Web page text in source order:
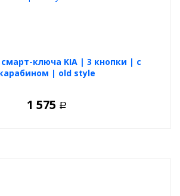
ключа KIA | 3 кнопки | с
| old style
1 575 Р